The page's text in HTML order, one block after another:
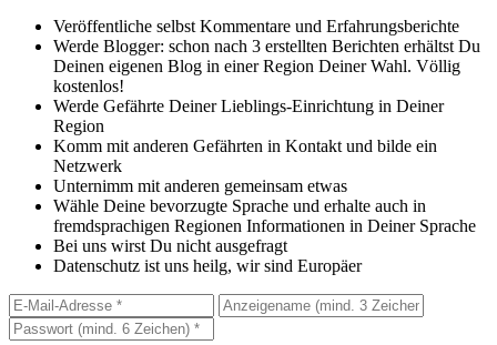
Veröffentliche selbst Kommentare und Erfahrungsberichte
Werde Blogger: schon nach 3 erstellten Berichten erhältst Du
Deinen eigenen Blog in einer Region Deiner Wahl. Völlig
kostenlos!
Werde Gefährte Deiner Lieblings-Einrichtung in Deiner
Region
Komm mit anderen Gefährten in Kontakt und bilde ein
Netzwerk
Unternimm mit anderen gemeinsam etwas
Wähle Deine bevorzugte Sprache und erhalte auch in
fremdsprachigen Regionen Informationen in Deiner Sprache
Bei uns wirst Du nicht ausgefragt
Datenschutz ist uns heilg, wir sind Europäer